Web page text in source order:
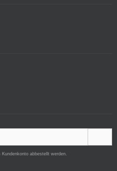
abbestellt werden.